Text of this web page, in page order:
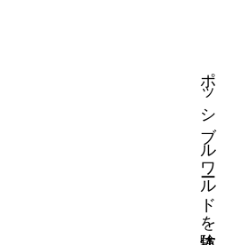
ポッシブルワールドを体験